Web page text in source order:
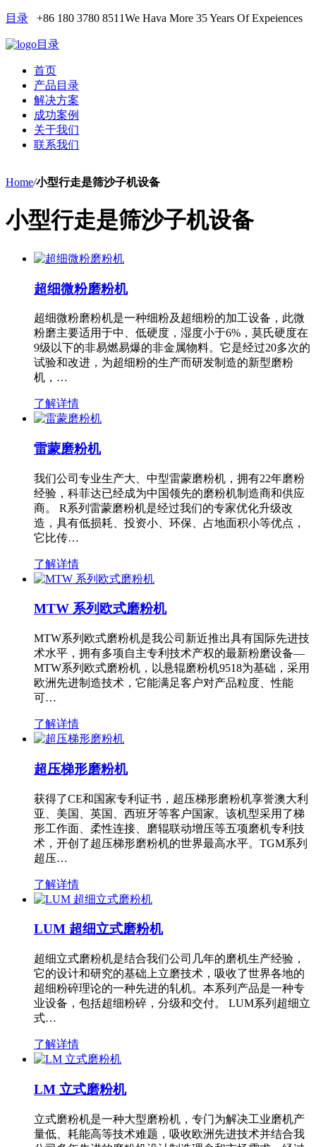
目录 +86 180 3780 8511We Hava More 35 Years Of Expeiences
目录
首页
产品目录
解决方案
成功案例
关于我们
联系我们
Home/小型行走是筛沙子机设备
小型行走是筛沙子机设备
超细微粉磨粉机
超细微粉磨粉机是一种细粉及超细粉的加工设备，此微
粉磨主要适用于中、低硬度，湿度小于6%，莫氏硬度在
9级以下的非易燃易爆的非金属物料。它是经过20多次的
试验和改进，为超细粉的生产而研发制造的新型磨粉
机，…
了解详情
雷蒙磨粉机
我们公司专业生产大、中型雷蒙磨粉机，拥有22年磨粉
经验，科菲达已经成为中国领先的磨粉机制造商和供应
商。 R系列雷蒙磨粉机是经过我们的专家优化升级改
造，具有低损耗、投资小、环保、占地面积小等优点，
它比传…
了解详情
MTW 系列欧式磨粉机
MTW系列欧式磨粉机是我公司新近推出具有国际先进技
术水平，拥有多项自主专利技术产权的最新粉磨设备—
MTW系列欧式磨粉机，以悬辊磨粉机9518为基础，采用
欧洲先进制造技术，它能满足客户对产品粒度、性能
可…
了解详情
超压梯形磨粉机
获得了CE和国家专利证书，超压梯形磨粉机享誉澳大利
亚、美国、英国、西班牙等客户国家。该机型采用了梯
形工作面、柔性连接、磨辊联动增压等五项磨机专利技
术，开创了超压梯形磨粉机的世界最高水平。TGM系列
超压…
了解详情
LUM 超细立式磨粉机
超细立式磨粉机是结合我们公司几年的磨机生产经验，
它的设计和研究的基础上立磨技术，吸收了世界各地的
超细粉碎理论的一种先进的轧机。本系列产品是一种专
业设备，包括超细粉碎，分级和交付。 LUM系列超细立
式…
了解详情
LM 立式磨粉机
立式磨粉机是一种大型磨粉机，专门为解决工业磨机产
量低、耗能高等技术难题，吸收欧洲先进技术并结合我